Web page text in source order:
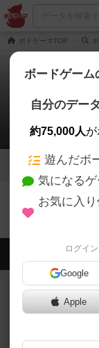
ボドゲーマTOP
2
レビュー
ボードゲーム
自分のデー
約75,000人
遊んだボ
気になる
お気に入
ログイ
Google
Apple